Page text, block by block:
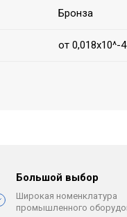
Бронза
от 0,018х10^-
Большой выбор
Широкая номенклатура
промышленного